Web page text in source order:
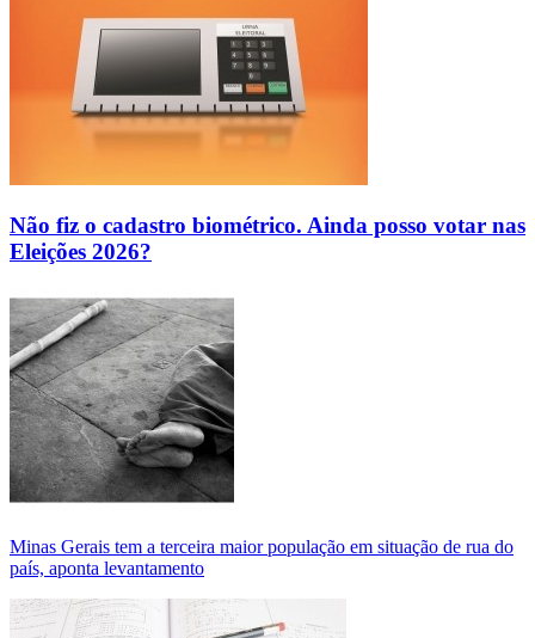
Não fiz o cadastro biométrico. Ainda posso votar nas
Eleições 2026?
Minas Gerais tem a terceira maior população em situação de rua do
país, aponta levantamento